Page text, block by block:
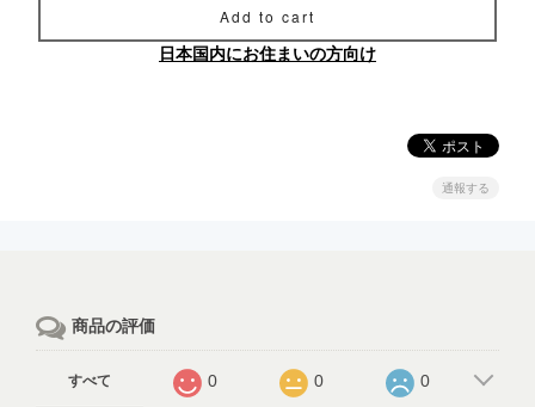
Add to cart
日本国内にお住まいの方向け
通報する
商品の評価
すべて 0 0 0